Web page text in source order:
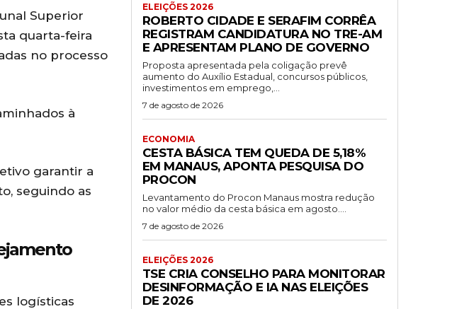
Superior
quarta-feira
no processo
à
garantir a
seguindo as
logísticas
ELEIÇÕES 2026
ROBERTO CIDADE E SERAFIM CORRÊA
REGISTRAM CANDIDATURA NO TRE-AM
E APRESENTAM PLANO DE GOVERNO
Proposta apresentada pela coligação prevê
aumento do Auxílio Estadual, concursos públicos,
investimentos em emprego,...
7 de agosto de 2026
ECONOMIA
CESTA BÁSICA TEM QUEDA DE 5,18%
EM MANAUS, APONTA PESQUISA DO
PROCON
Levantamento do Procon Manaus mostra redução
no valor médio da cesta básica em agosto....
7 de agosto de 2026
ELEIÇÕES 2026
TSE CRIA CONSELHO PARA MONITORAR
DESINFORMAÇÃO E IA NAS ELEIÇÕES
DE 2026